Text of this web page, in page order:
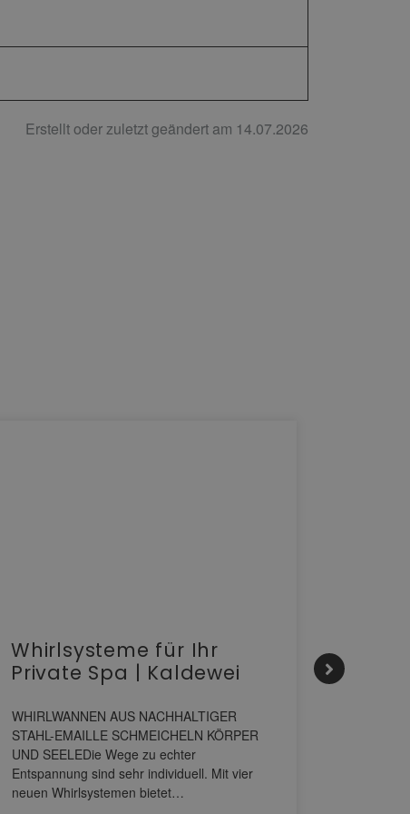
Erstellt oder zuletzt geändert am 14.07.2026
Whirlsysteme für Ihr
Private Spa | Kaldewei
WHIRLWANNEN AUS NACHHALTIGER
STAHL-EMAILLE SCHMEICHELN KÖRPER
UND SEELEDie Wege zu echter
Entspannung sind sehr individuell. Mit vier
neuen Whirlsystemen bietet…